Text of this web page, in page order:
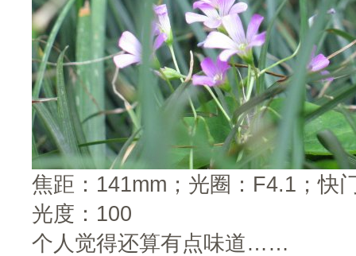
焦距：141mm；光圈：F4.1；快
光度：100
个人觉得还算有点味道……